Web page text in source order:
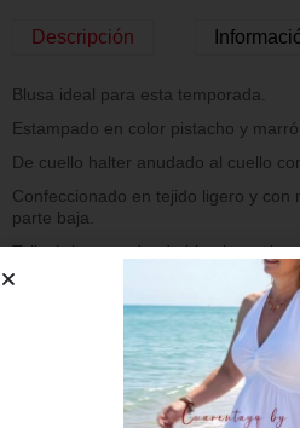
Descripción
Blusa ideal para esta temporada.
Estampado en color pistacho y
De cuello halter anudado al cuello
Confeccionado en tejido ligero y con
parte baja.
Talla única, quedando bien hasta la
Composición:
95% Poliester